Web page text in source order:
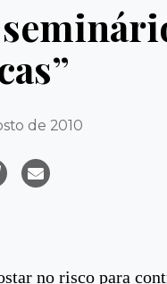
de 2010
no risco para